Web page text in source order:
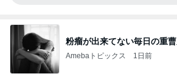
粉瘤が出来てない毎日の重
Amebaトピックス 1日前